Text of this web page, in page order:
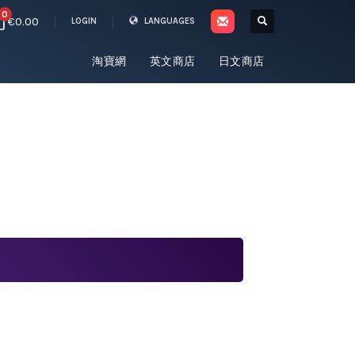
0€0.00 LOGIN LANGUAGES
淘寶網 英文商店 日文商店